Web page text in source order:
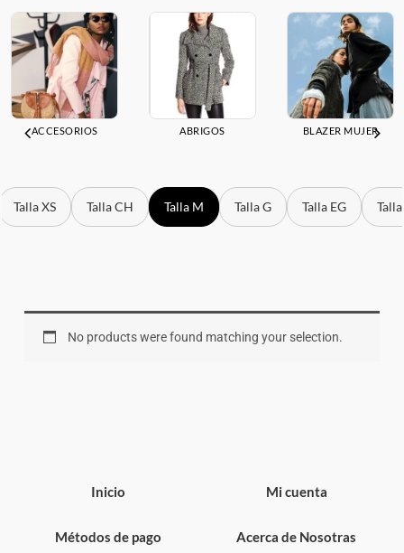
ACCESORIOS ABRIGOS BLAZER MUJER
Talla XS Talla CH Talla M Talla G Talla EG
No products were found matching your selection.
Inicio
Métodos de pago
Mi cuenta
Acerca de Nosotras